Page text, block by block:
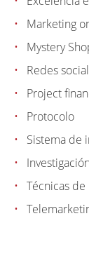
Marketing
Mystery
Redes
Project
Protocolo
Sistema de
Técnicas